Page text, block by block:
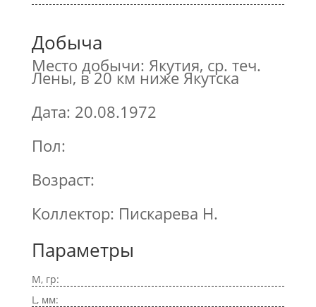
Добыча
Место добычи: Якутия, ср. теч.
Лены, в 20 км ниже Якутска
Дата: 20.08.1972
Пол:
Возраст:
Коллектор: Пискарева Н.
Параметры
M, гр:
L, мм: